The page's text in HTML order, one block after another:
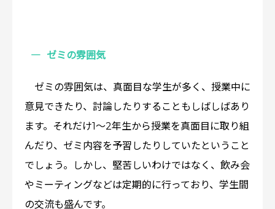
ゼミの雰囲気
ゼミの雰囲気は、真面目な学生が多く、授業中に
意見できたり、討論したりすることもしばしばあり
ます。それだけ1～2年生から授業を真面目に取り組
んだり、ゼミ内容を予習したりしていたということ
でしょう。しかし、堅苦しいわけではなく、飲み会
やミーティングなどは定期的に行っており、学生間
の交流も盛んです。